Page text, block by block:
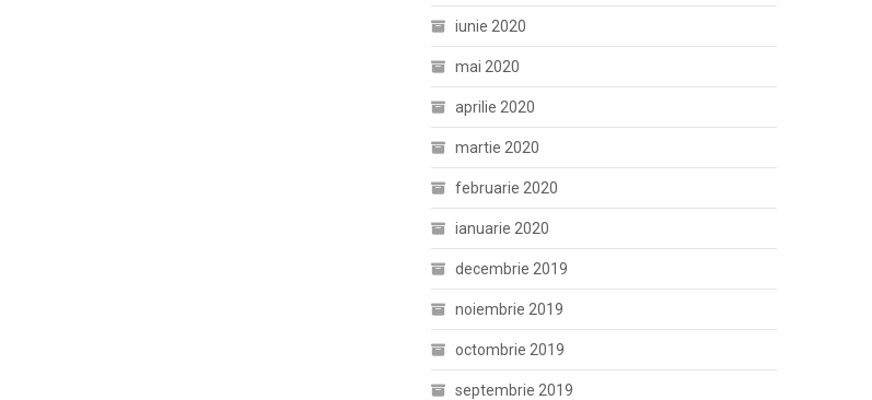
iunie 2020
mai 2020
aprilie 2020
martie 2020
februarie 2020
ianuarie 2020
decembrie 2019
noiembrie 2019
octombrie 2019
septembrie 2019